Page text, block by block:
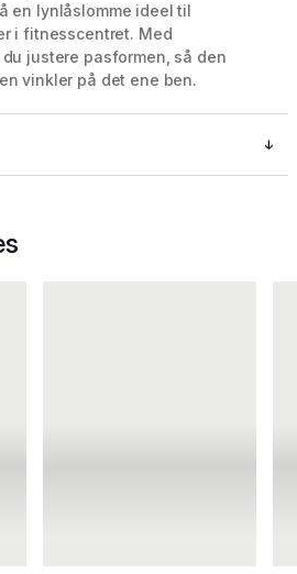
en lynlåslomme ideel til
i fitnesscentret. Med
justere pasformen, så den
vinkler på det ene ben.